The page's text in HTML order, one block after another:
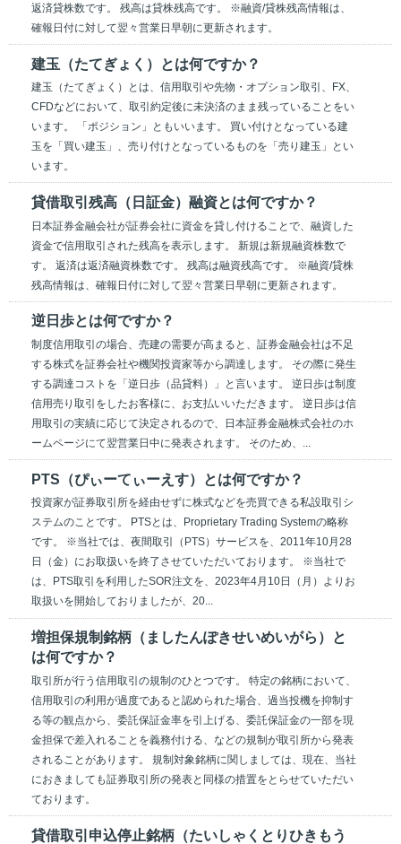
返済貸株数です。 残高は貸株残高です。 ※融資/貸株残高情報は、
確報日付に対して翌々営業日早朝に更新されます。
建玉（たてぎょく）とは何ですか？
建玉（たてぎょく）とは、信用取引や先物・オプション取引、FX、
CFDなどにおいて、取引約定後に未決済のまま残っていることをい
います。 「ポジション」ともいいます。 買い付けとなっている建
玉を「買い建玉」、売り付けとなっているものを「売り建玉」とい
います。
貸借取引残高（日証金）融資とは何ですか？
日本証券金融会社が証券会社に資金を貸し付けることで、融資した
資金で信用取引された残高を表示します。 新規は新規融資株数で
す。 返済は返済融資株数です。 残高は融資残高です。 ※融資/貸株
残高情報は、確報日付に対して翌々営業日早朝に更新されます。
逆日歩とは何ですか？
制度信用取引の場合、売建の需要が高まると、証券金融会社は不足
する株式を証券会社や機関投資家等から調達します。 その際に発生
する調達コストを「逆日歩（品貸料）」と言います。 逆日歩は制度
信用売り取引をしたお客様に、お支払いいただきます。 逆日歩は信
用取引の実績に応じて決定されるので、日本証券金融株式会社のホ
ームページにて翌営業日中に発表されます。 そのため、...
PTS（ぴぃーてぃーえす）とは何ですか？
投資家が証券取引所を経由せずに株式などを売買できる私設取引シ
ステムのことです。 PTSとは、Proprietary Trading Systemの略称
です。 ※当社では、夜間取引（PTS）サービスを、2011年10月28
日（金）にお取扱いを終了させていただいております。 ※当社で
は、PTS取引を利用したSOR注文を、2023年4月10日（月）よりお
取扱いを開始しておりましたが、20...
増担保規制銘柄（ましたんぽきせいめいがら）と
は何ですか？
取引所が行う信用取引の規制のひとつです。 特定の銘柄において、
信用取引の利用が過度であると認められた場合、過当投機を抑制す
る等の観点から、委託保証金率を引上げる、委託保証金の一部を現
金担保で差入れることを義務付ける、などの規制が取引所から発表
されることがあります。 規制対象銘柄に関しましては、現在、当社
におきましても証券取引所の発表と同様の措置をとらせていただい
ております。
貸借取引申込停止銘柄（たいしゃくとりひきもう